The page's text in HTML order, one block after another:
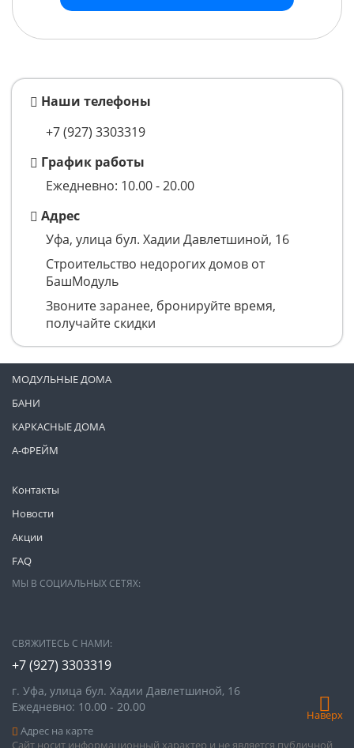
Наверх
Наши телефоны
+7 (927) 3303319
График работы
Ежедневно: 10.00 - 20.00
Адрес
Уфа, улица бул. Хадии Давлетшиной, 16
Строительство недорогих домов от
БашМодуль
Звоните заранее, бронируйте время,
получайте скидки
Контакты
Новости
Акции
FAQ
МОДУЛЬНЫЕ ДОМА
БАНИ
КАРКАСНЫЕ ДОМА
А-ФРЕЙМ
МЫ В СОЦИАЛЬНЫХ СЕТЯХ:
СВЯЖИТЕСЬ С НАМИ:
+7 (927) 3303319
г. Уфа, улица бул. Хадии Давлетшиной, 16
Ежедневно: 10.00 - 20.00
Адрес на карте
Сайт носит информационный характер и не является публичной